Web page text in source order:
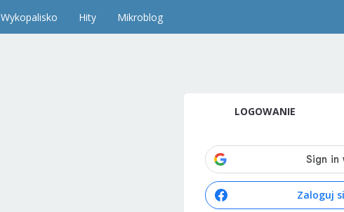
Wykopalisko Hity Mikroblog
LOGOWANIE
Zaloguj